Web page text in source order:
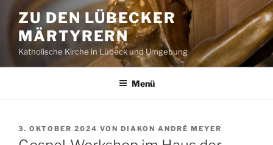
Zum
Inhalt
springen
ZU DEN LÜBECKER
MÄRTYRERN
Katholische Kirche in Lübeck und Umgebung
Menü
VERÖFFENTLICHT
AM
3. OKTOBER 2024 VON DIAKON ANDRÉ MEYER